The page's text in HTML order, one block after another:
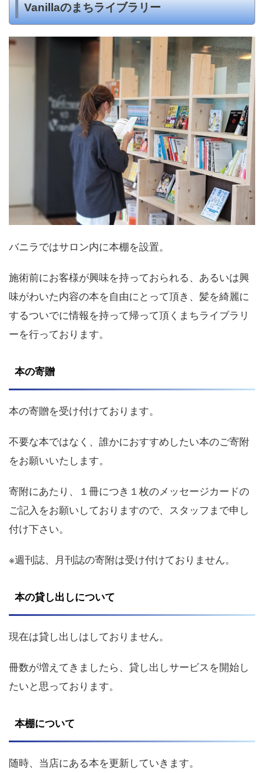
Vanillaのまちライブラリー
バニラではサロン内に本棚を設置。
施術前にお客様が興味を持っておられる、あるいは興
味がわいた内容の本を自由にとって頂き、髪を綺麗に
するついでに情報を持って帰って頂くまちライブラリ
ーを行っております。
本の寄贈
本の寄贈を受け付けております。
不要な本ではなく、誰かにおすすめしたい本のご寄附
をお願いいたします。
寄附にあたり、１冊につき１枚のメッセージカードの
ご記入をお願いしておりますので、スタッフまで申し
付け下さい。
※週刊誌、月刊誌の寄附は受け付けておりません。
本の貸し出しについて
現在は貸し出しはしておりません。
冊数が増えてきましたら、貸し出しサービスを開始し
たいと思っております。
本棚について
随時、当店にある本を更新していきます。